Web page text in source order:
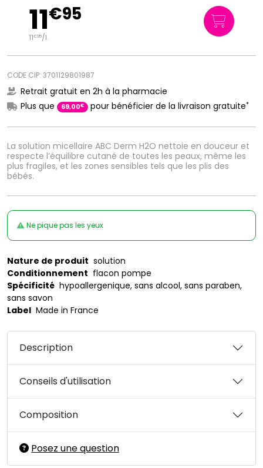
La solution micellaire ABC Derm H2O nettoie en douceur et
respecte l’équilibre cutané de toutes les peaux, même les
plus fragiles, et les zones sensibles tels que les plis des
bébés.
11€95
11€95/l.
CODE CIP: 3701129801987
Retrait gratuit en 2h à la pharmacie
Plus que
69,00€ pour bénéficier de la livraison gratuite*
Ne pique pas les yeux
Nature de produit solution
Conditionnement flacon pompe
Spécificité hypoallergenique, sans alcool, sans paraben,
sans savon
Label Made in France
Description
Conseils d'utilisation
Composition
Posez une question